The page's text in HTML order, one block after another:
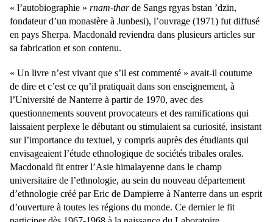
« l’autobiographie » rnam-tharde Sangs rgyas bstan ’dzin,
fondateur d’un monastère à Junbesi), l’ouvrage (1971) fut diffusé
en pays Sherpa. Macdonald reviendra dans plusieurs articles sur
sa fabrication et son contenu.
« Un livre n’est vivant que s’il est commenté » avait-il coutume
de dire et c’est ce qu’il pratiquait dans son enseignement, à
l’Université de Nanterre à partir de 1970, avec des
questionnements souvent provocateurs et des ramifications qui
laissaient perplexe le débutant ou stimulaient sa curiosité, insistant
sur l’importance du textuel, y compris auprès des étudiants qui
envisageaient l’étude ethnologique de sociétés tribales orales.
Macdonald fit entrer l’Asie himalayenne dans le champ
universitaire de l’ethnologie, au sein du nouveau département
d’ethnologie créé par Eric de Dampierre à Nanterre dans un esprit
d’ouverture à toutes les régions du monde. Ce dernier le fit